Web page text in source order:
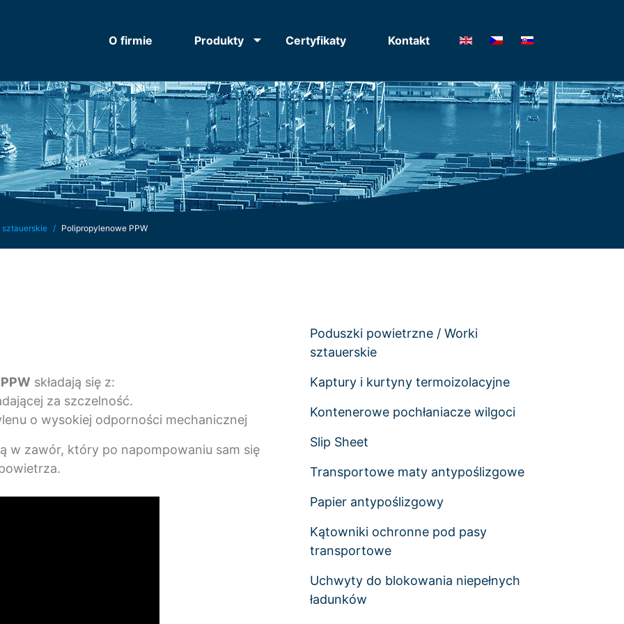
O firmie Produkty Certyfikaty Kontakt
sztauerskie Polipropylenowe PPW
składają się z:
za szczelność.
o wysokiej odporności mechanicznej
w zawór, który po napompowaniu sam się
Poduszki powietrzne / Worki
sztauerskie
Kaptury i kurtyny termoizolacyjne
Kontenerowe pochłaniacze wilgoci
Slip Sheet
Transportowe maty antypoślizgowe
Papier antypoślizgowy
Kątowniki ochronne pod pasy
transportowe
Uchwyty do blokowania niepełnych
ładunków